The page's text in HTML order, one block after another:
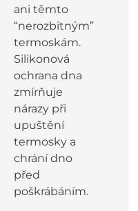
ani těmto
“nerozbitným”
termoskám.
Silikonová
ochrana dna
zmírňuje
nárazy při
upuštění
termosky a
chrání dno
před
poškrábáním.